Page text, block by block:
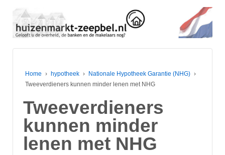
Home › hypotheek › Nationale Hypotheek Garantie (NHG) ›
Tweeverdieners kunnen minder lenen met NHG
Tweeverdieners
kunnen minder
lenen met NHG